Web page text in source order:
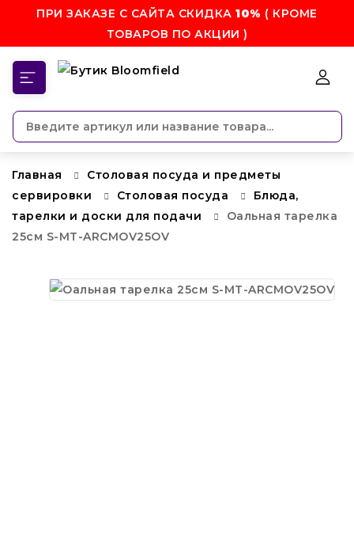
ПРИ ЗАКАЗЕ С САЙТА СКИДКА10% ( КРОМЕ
ТОВАРОВ ПО АКЦИИ )
Главная
Столовая посуда и предметы
сервировки
Столовая посуда
Блюда,
тарелки и доски для подачи
Оальная тарелка
25см S-MT-ARCMOV25OV